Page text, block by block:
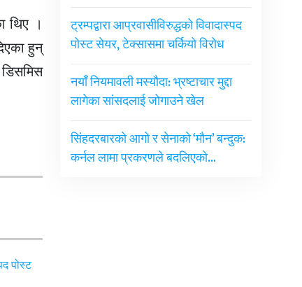
थिए ।
हुन्
ट्रम्पद्वारा आप्रवासीविरुद्धको विवादास्पद
पोस्ट सेयर, टेक्सासमा चर्कियो विरोध
नयाँ नियमावली मस्यौदा: भ्रष्टाचार मुद्दा
लागेका सांसदलाई जोगाउने खेल
सिंहदरबारको आगो र सेनाको ‘मौन’ बन्दुक:
कर्नल लामा प्रकरणले बदलिएको…